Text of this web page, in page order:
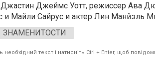
Джеймс Уотт, режиссер Ава
Майли Сайрус и актер Лин Манйэль
ЗНАМЕНИТОСТИ
необхідний текст і натисніть Ctrl + Enter, щоб